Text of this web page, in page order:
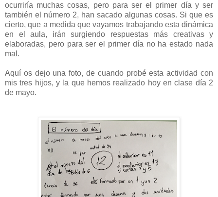
ocurriría muchas cosas, pero para ser el primer día y ser
también el número 2, han sacado algunas cosas. Si que es
cierto, que a medida que vayamos trabajando esta dinámica
en el aula, irán surgiendo respuestas más creativas y
elaboradas, pero para ser el primer día no ha estado nada
mal.
Aquí os dejo una foto, de cuando probé esta actividad con
mis tres hijos, y la que hemos realizado hoy en clase día 2
de mayo.